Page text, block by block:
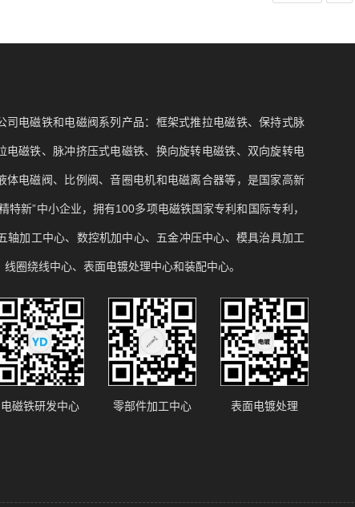
司电磁铁和电磁阀系列产品：框架式推拉电磁铁、保持式脉
电磁铁、脉冲挤压式电磁铁、换向旋转电磁铁、双向旋转电
体电磁阀、比例阀、音圈电机和电磁离合器等，是国家高新
特新”中小企业，拥有100多项电磁铁国家专利和国际专利，
轴加工中心、数控机加中心、五金冲压中心、模具治具加工
圈绕线中心、表面电镀处理中心和装配中心。
电磁铁研发中心 零部件加工中心 表面电镀处理